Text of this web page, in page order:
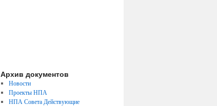
Архив документов
Новости
Проекты НПА
НПА Совета Действующие